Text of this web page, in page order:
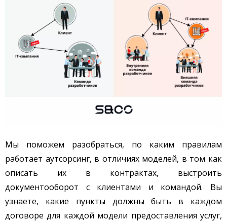
Мы поможем разобраться, по каким правилам
работает аутсорсинг, в отличиях моделей, в том как
описать их в контрактах, выстроить
документооборот с клиентами и командой. Вы
узнаете, какие пункты должны быть в каждом
договоре для каждой модели предоставления услуг,